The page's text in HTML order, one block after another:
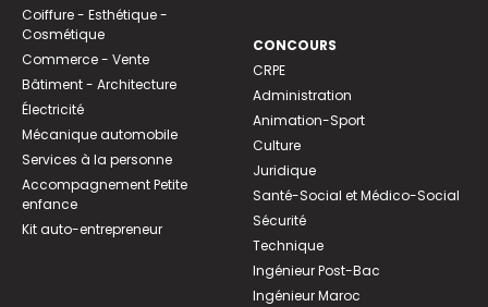
Coiffure - Esthétique -
Cosmétique
Commerce - Vente
Bâtiment - Architecture
Électricité
Mécanique automobile
Services à la personne
Accompagnement Petite
enfance
Kit auto-entrepreneur
CONCOURS
CRPE
Administration
Animation-Sport
Culture
Juridique
Santé-Social et Médico-Social
Sécurité
Technique
Ingénieur Post-Bac
Ingénieur Maroc